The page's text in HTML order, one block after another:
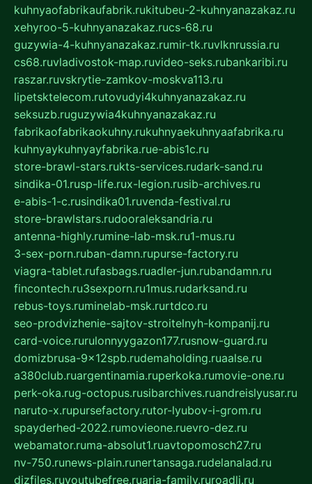
kuhnyaofabrikaufabrik.rukitubeu-2-kuhnyanazakaz.ru
xehyroo-5-kuhnyanazakaz.rucs-68.ru
guzywia-4-kuhnyanazakaz.rumir-tk.ruvlknrussia.ru
cs68.ruvladivostok-map.ruvideo-seks.rubankaribi.ru
raszar.ruvskrytie-zamkov-moskva113.ru
lipetsktelecom.rutovudyi4kuhnyanazakaz.ru
seksuzb.ruguzywia4kuhnyanazakaz.ru
fabrikaofabrikaokuhny.rukuhnyaekuhnyaafabrika.ru
kuhnyaykuhnyayfabrika.rue-abis1c.ru
store-brawl-stars.rukts-services.rudark-sand.ru
sindika-01.rusp-life.rux-legion.rusib-archives.ru
e-abis-1-c.rusindika01.ruvenda-festival.ru
store-brawlstars.rudooraleksandria.ru
antenna-highly.rumine-lab-msk.ru1-mus.ru
3-sex-porn.ruban-damn.rupurse-factory.ru
viagra-tablet.rufasbags.ruadler-jun.rubandamn.ru
fincontech.ru3sexporn.ru1mus.rudarksand.ru
rebus-toys.ruminelab-msk.rurtdco.ru
seo-prodvizhenie-sajtov-stroitelnyh-kompanij.ru
card-voice.rurulonnyygazon177.rusnow-guard.ru
domizbrusa-9x12spb.rudemaholding.ruaalse.ru
a380club.ruargentinamia.ruperkoka.rumovie-one.ru
perk-oka.rug-octopus.rusibarchives.ruandreislyusar.ru
naruto-x.rupursefactory.rutor-lyubov-i-grom.ru
spayderhed-2022.rumovieone.ruevro-dez.ru
webamator.ruma-absolut1.ruavtopomosch27.ru
nv-750.runews-plain.runertansaga.rudelanalad.ru
dizfiles.ruyoutubefree.ruaria-family.ruroadli.ru